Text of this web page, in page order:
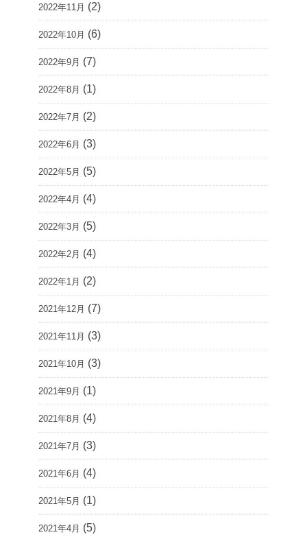
2022年11月 (2)
2022年10月 (6)
2022年9月 (7)
2022年8月 (1)
2022年7月 (2)
2022年6月 (3)
2022年5月 (5)
2022年4月 (4)
2022年3月 (5)
2022年2月 (4)
2022年1月 (2)
2021年12月 (7)
2021年11月 (3)
2021年10月 (3)
2021年9月 (1)
2021年8月 (4)
2021年7月 (3)
2021年6月 (4)
2021年5月 (1)
2021年4月 (5)